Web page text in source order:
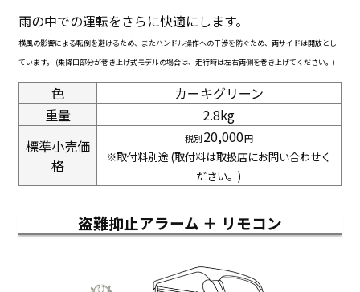
雨の中での運転をさらに快適にします。
横風の影響による転倒を避けるため、またハンドル操作への干渉を防ぐため、両サイドは開放とし
ています。 (乗降口部分が巻き上げ式モデルの場合は、走行時は左右両側を巻き上げてください。)
色
カーキグリーン
重量
2.8kg
標準小売価
格
20,000
※取付料別途 (取付料は取扱店にお問い合わせく
ださい。)
盗難抑止アラーム ＋ リモコン